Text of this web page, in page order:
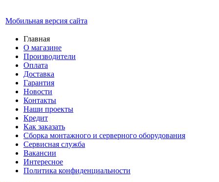
Мобильная версия сайта
Главная
О магазине
Производители
Оплата
Доставка
Гарантия
Новости
Контакты
Наши проекты
Кредит
Как заказать
Сборка монтажного и серверного оборудования
Сервисная служба
Вакансии
Интересное
Политика конфиденциальности